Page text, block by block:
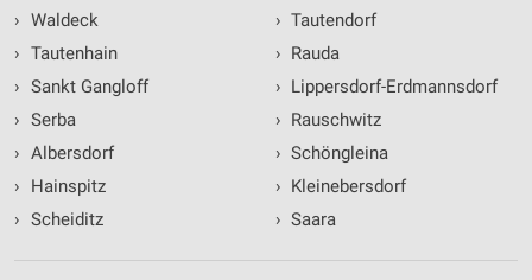
› Waldeck
› Tautenhain
› Sankt Gangloff
› Serba
› Albersdorf
›
Hainspitz
› Scheiditz
› Tautendorf
› Rauda
› Lippersdorf-Erdmannsdorf
› Rauschwitz
› Schöngleina
› Kleinebersdorf
› Saara